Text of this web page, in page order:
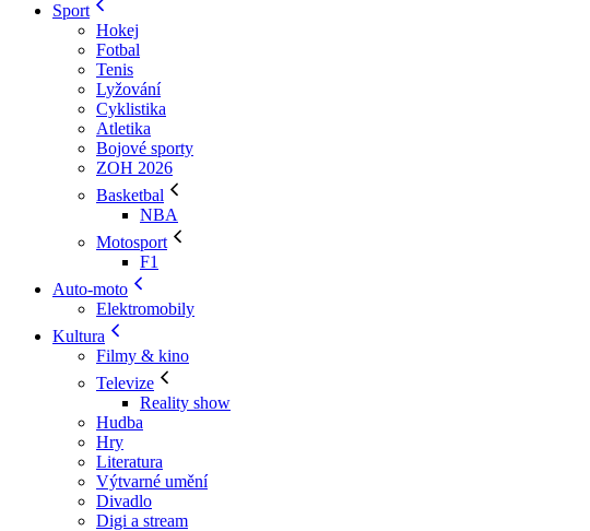
Sport
Hokej
Fotbal
Tenis
Lyžování
Cyklistika
Atletika
Bojové sporty
ZOH 2026
Basketbal
NBA
Motosport
F1
Auto-moto
Elektromobily
Kultura
Filmy & kino
Televize
Reality show
Hudba
Hry
Literatura
Výtvarné umění
Divadlo
Digi a stream